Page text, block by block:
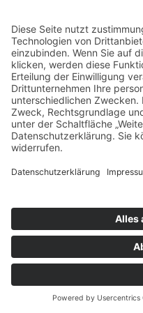
Gern können Sie unsere
mit einer Spende
BIC: CHEKDE81XXX
© 2026 taktwechsel
E-Mail
taktwechsel auf
Cookie-Einstellungen